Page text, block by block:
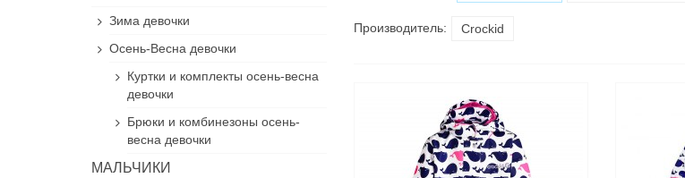
Производитель: Croсkid
Зима девочки
Осень-Весна девочки
Куртки и комплекты осень-весна
девочки
Брюки и комбинезоны осень-
весна девочки
МАЛЬЧИКИ